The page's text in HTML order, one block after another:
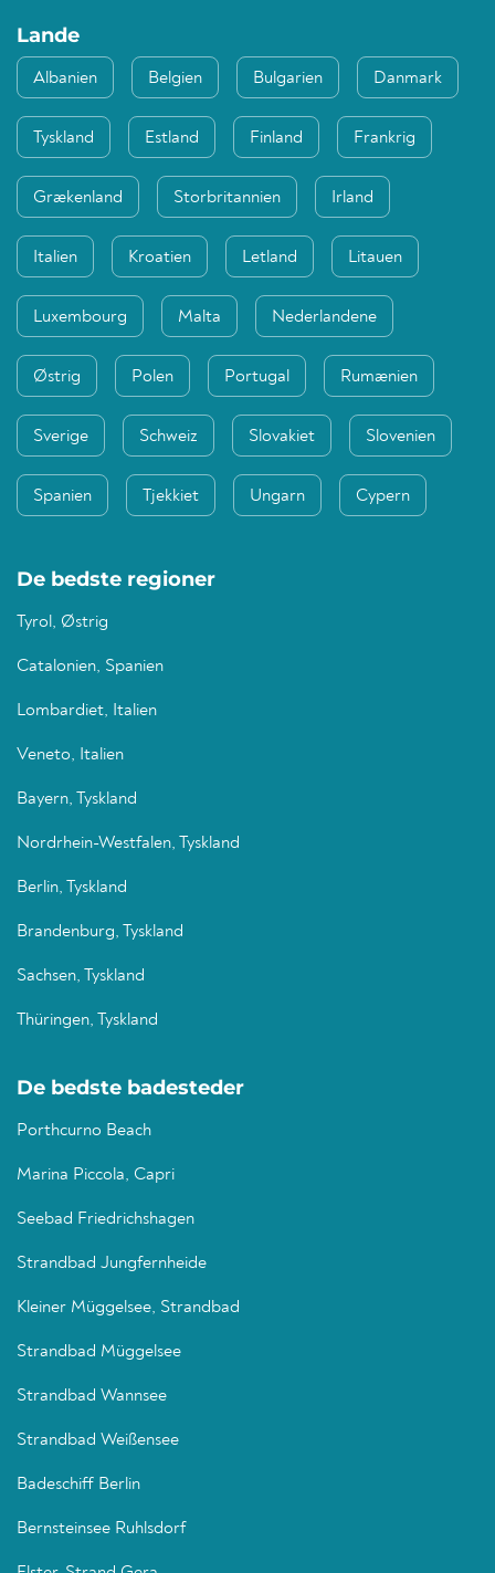
Lande
Albanien Belgien Bulgarien Danmark
Tyskland Estland Finland Frankrig
Grækenland Storbritannien Irland
Italien Kroatien Letland Litauen
Luxembourg Malta Nederlandene
Østrig Polen Portugal Rumænien
Sverige Schweiz Slovakiet Slovenien
Spanien Tjekkiet Ungarn Cypern
De bedste regioner
Tyrol, Østrig
Catalonien, Spanien
Lombardiet, Italien
Veneto, Italien
Bayern, Tyskland
Nordrhein-Westfalen, Tyskland
Berlin, Tyskland
Brandenburg, Tyskland
Sachsen, Tyskland
Thüringen, Tyskland
De bedste badesteder
Porthcurno Beach
Marina Piccola, Capri
Seebad Friedrichshagen
Strandbad Jungfernheide
Kleiner Müggelsee, Strandbad
Strandbad Müggelsee
Strandbad Wannsee
Strandbad Weißensee
Badeschiff Berlin
Bernsteinsee Ruhlsdorf